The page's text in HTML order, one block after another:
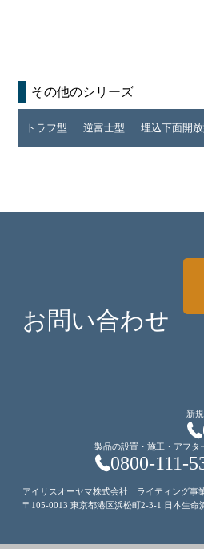
その他のシリーズ
トラフ型 逆富士型 埋込下面開
お問い合わせ
新
製品の設置・施工・アフタ
0800-111-
アイリスオーヤマ株式会社 ライティング事
〒105-0013 東京都港区浜松町2-3-1 日本生命